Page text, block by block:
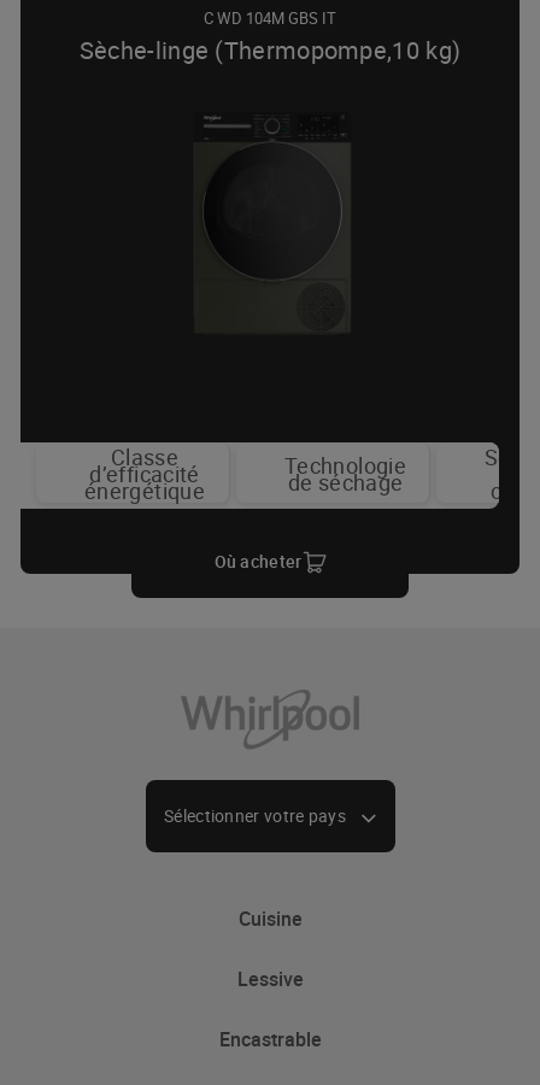
C WD 104M GBS IT
Sèche-linge (Thermopompe,10 kg)
Classe
d’efficacité
énergétique
Technologie
de séchage
Où acheter
Sélectionner votre pays
Cuisine
Réfrigérateurs
Lessive
Encastrable